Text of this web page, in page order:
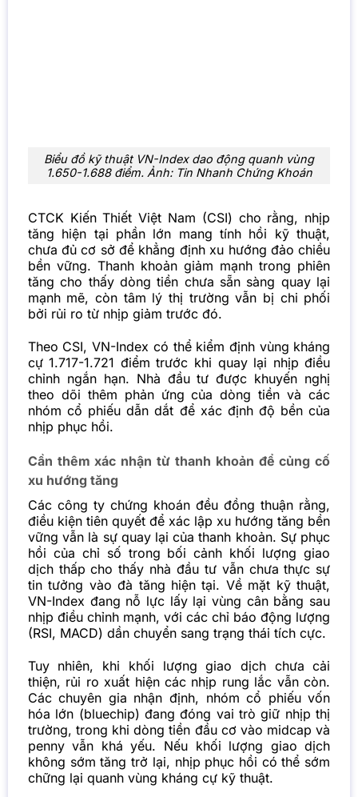
Biểu đồ kỹ thuật VN-Index dao động quanh vùng
1.650-1.688 điểm. Ảnh: Tin Nhanh Chứng Khoán
CTCK Kiến Thiết Việt Nam (CSI) cho rằng, nhịp
tăng hiện tại phần lớn mang tính hồi kỹ thuật,
chưa đủ cơ sở để khẳng định xu hướng đảo chiều
bền vững. Thanh khoản giảm mạnh trong phiên
tăng cho thấy dòng tiền chưa sẵn sàng quay lại
mạnh mẽ, còn tâm lý thị trường vẫn bị chi phối
bởi rủi ro từ nhịp giảm trước đó.
Theo CSI, VN-Index có thể kiểm định vùng kháng
cự 1.717-1.721 điểm trước khi quay lại nhịp điều
chỉnh ngắn hạn. Nhà đầu tư được khuyến nghị
theo dõi thêm phản ứng của dòng tiền và các
nhóm cổ phiếu dẫn dắt để xác định độ bền của
nhịp phục hồi.
Cần thêm xác nhận từ thanh khoản để củng cố
xu hướng tăng
Các công ty chứng khoán đều đồng thuận rằng,
điều kiện tiên quyết để xác lập xu hướng tăng bền
vững vẫn là sự quay lại của thanh khoản. Sự phục
hồi của chỉ số trong bối cảnh khối lượng giao
dịch thấp cho thấy nhà đầu tư vẫn chưa thực sự
tin tưởng vào đà tăng hiện tại. Về mặt kỹ thuật,
VN-Index đang nỗ lực lấy lại vùng cân bằng sau
nhịp điều chỉnh mạnh, với các chỉ báo động lượng
(RSI, MACD) dần chuyển sang trạng thái tích cực.
Tuy nhiên, khi khối lượng giao dịch chưa cải
thiện, rủi ro xuất hiện các nhịp rung lắc vẫn còn.
Các chuyên gia nhận định, nhóm cổ phiếu vốn
hóa lớn (bluechip) đang đóng vai trò giữ nhịp thị
trường, trong khi dòng tiền đầu cơ vào midcap và
penny vẫn khá yếu. Nếu khối lượng giao dịch
không sớm tăng trở lại, nhịp phục hồi có thể sớm
chững lại quanh vùng kháng cự kỹ thuật.